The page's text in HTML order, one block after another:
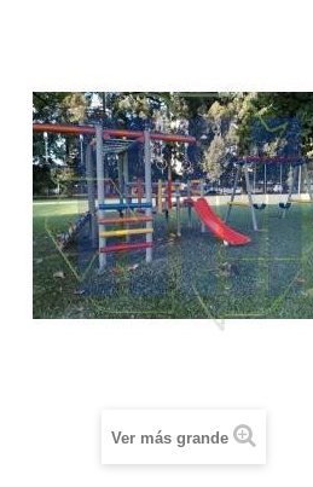
Ver más grande